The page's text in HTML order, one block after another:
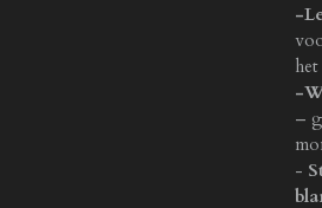
-
-
–
-